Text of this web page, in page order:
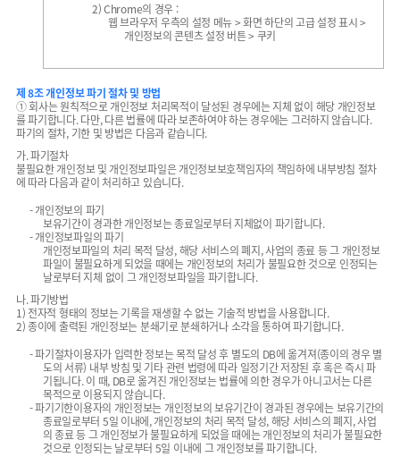
2) Chrome의 경우 :
웹 브라우저 우측의 설정 메뉴 > 화면 하단의 고급 설정 표시 >
개인정보의 콘텐츠 설정 버튼 > 쿠키
제 8조 개인정보 파기 절차 및 방법
① 회사는 원칙적으로 개인정보 처리목적이 달성된 경우에는 지체 없이 해당 개인정보
를 파기합니다. 다만, 다른 법률에 따라 보존하여야 하는 경우에는 그러하지 않습니다.
파기의 절차, 기한 및 방법은 다음과 같습니다.
가. 파기절차
불필요한 개인정보 및 개인정보파일은 개인정보보호책임자의 책임하에 내부방침 절차
에 따라 다음과 같이 처리하고 있습니다.
- 개인정보의 파기
보유기간이 경과한 개인정보는 종료일로부터 지체없이 파기합니다.
- 개인정보파일의 파기
개인정보파일의 처리 목적 달성, 해당 서비스의 폐지, 사업의 종료 등 그 개인정보
파일이 불필요하게 되었을 때에는 개인정보의 처리가 불필요한 것으로 인정되는
날로부터 지체 없이 그 개인정보파일을 파기합니다.
나. 파기방법
1) 전자적 형태의 정보는 기록을 재생할 수 없는 기술적 방법을 사용합니다.
2) 종이에 출력된 개인정보는 분쇄기로 분쇄하거나 소각을 통하여 파기합니다.
- 파기절차이용자가 입력한 정보는 목적 달성 후 별도의 DB에 옮겨져(종이의 경우 별
도의 서류) 내부 방침 및 기타 관련 법령에 따라 일정기간 저장된 후 혹은 즉시 파
기됩니다. 이 때, DB로 옮겨진 개인정보는 법률에 의한 경우가 아니고서는 다른
목적으로 이용되지 않습니다.
- 파기기한이용자의 개인정보는 개인정보의 보유기간이 경과된 경우에는 보유기간의
종료일로부터 5일 이내에, 개인정보의 처리 목적 달성, 해당 서비스의 폐지, 사업
의 종료 등 그 개인정보가 불필요하게 되었을 때에는 개인정보의 처리가 불필요한
것으로 인정되는 날로부터 5일 이내에 그 개인정보를 파기합니다.